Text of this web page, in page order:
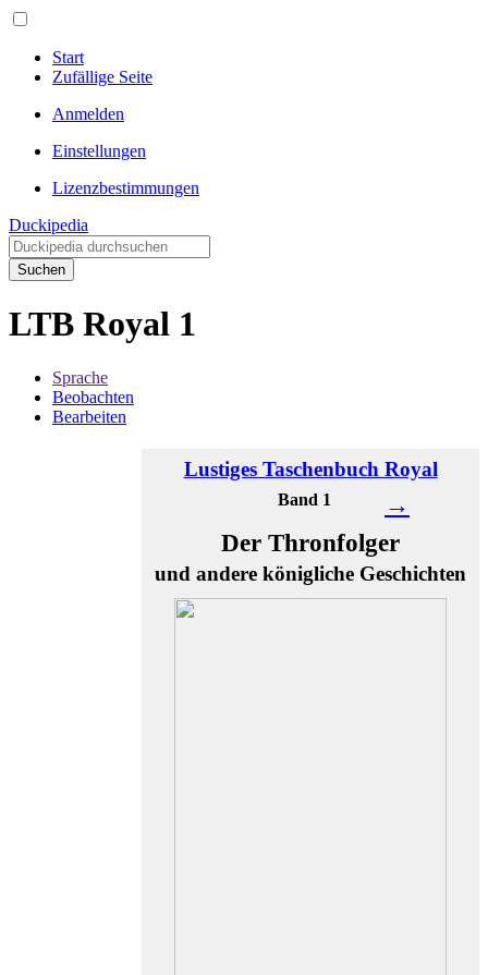
Start
Zufällige Seite
Anmelden
Einstellungen
Lizenzbestimmungen
Duckipedia
Suchen
LTB Royal 1
Sprache
Beobachten
Bearbeiten
Lustiges Taschenbuch Royal
Band 1
→
Der Thronfolger
und andere königliche Geschichten